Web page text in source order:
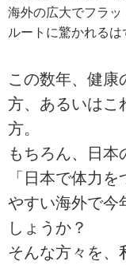
海外の広大でフラッ
ルートに驚かれるは
この数年、健康
方、あるいはこ
方。
もちろん、日本
「日本で体力
やすい海外で今
しょうか？
そんな方々を、